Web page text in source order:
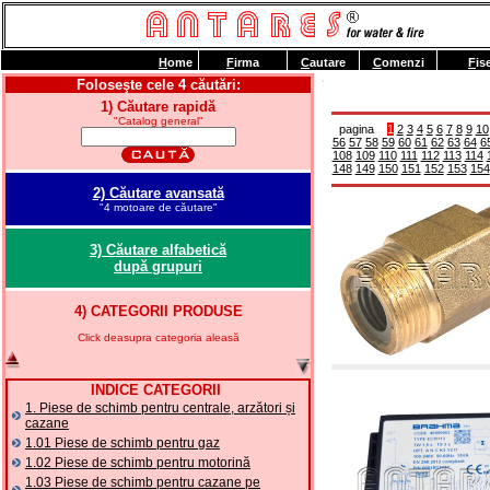
Foloseşte cele 4 căutări:
1) Căutare rapidă
"Catalog general"
2) Căutare avansată
"4 motoare de căutare"
3) Căutare alfabetică
după grupuri
4) CATEGORII PRODUSE
Click deasupra categoria aleasă
INDICE CATEGORII
1. Piese de schimb pentru centrale, arzători și
cazane
1.01 Piese de schimb pentru gaz
1.02 Piese de schimb pentru motorină
1.03 Piese de schimb pentru cazane pe
pagina 1 2 3 4 5 6 7 8 9 10
56 57 58 59 60 61 62 63 64
108 109 110 111 112 113 114
148 149 150 151 152 153 154
Home Firma Cautare Comenzi F